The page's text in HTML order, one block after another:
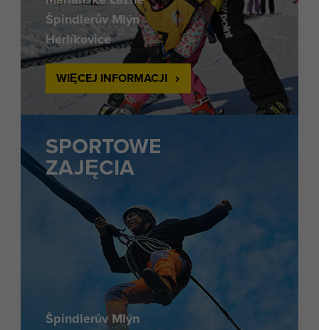
Špindlerův Mlýn
Herlíkovice
WIĘCEJ INFORMACJI
SPORTOWE
ZAJĘCIA
Špindlerův Mlýn